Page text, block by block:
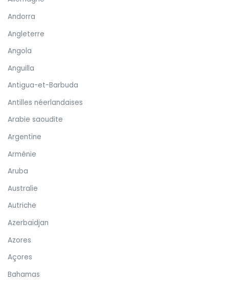
Andorra
Angleterre
Angola
Anguilla
Antigua-et-Barbuda
Antilles néerlandaises
Arabie saoudite
Argentine
Arménie
Aruba
Australie
Autriche
Azerbaïdjan
Azores
Açores
Bahamas